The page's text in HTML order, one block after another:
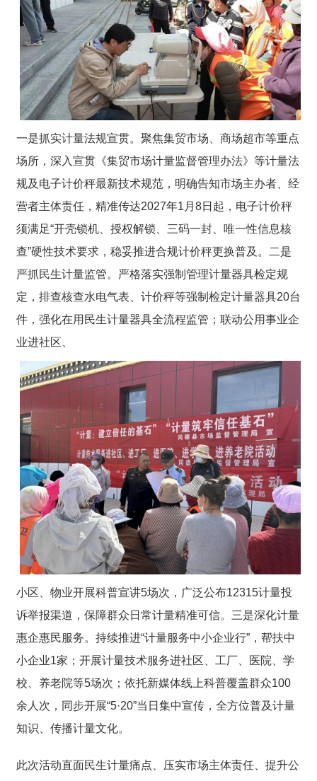
一是抓实计量法规宣贯。 聚焦集贸市场、商场超市等重点
场所，深入宣贯《集贸市场计量监督管理办法》等计量法
规及电子计价秤最新技术规范，明确告知市场主办者、经
营者主体责任，精准传达2027年1月8日起，电子计价秤
须满足“开壳锁机、授权解锁、三码一封、唯一性信息核
查”硬性技术要求，稳妥推进合规计价秤更换普及。
二是
严抓民生计量监管。 严格落实强制管理计量器具检定规
定，排查核查水电气表、计价秤等强制检定计量器具20台
件，强化在用民生计量器具全流程监管；联动公用事业企
业进社区、
小区、物业开展科普宣讲5场次，广泛公布12315计量投
诉举报渠道，保障群众日常计量精准可信。 三是深化计量
惠企惠民服务。 持续推进“计量服务中小企业行”，帮扶中
小企业1家；开展计量技术服务进社区、工厂、医院、学
校、养老院等5场次；依托新媒体线上科普覆盖群众100
余人次，同步开展“5·20”当日集中宣传，全方位普及计量
知识、传播计量文化。
此次活动直面民生计量痛点、压实市场主体责任、提升公